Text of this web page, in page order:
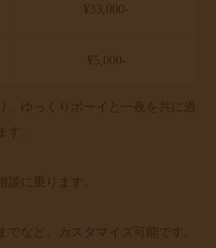
¥33,000-
¥5,000-
、ゆっくりボーイと一夜を共に過
す。
談に乗ります。
でなど、カスタマイズ可能です。